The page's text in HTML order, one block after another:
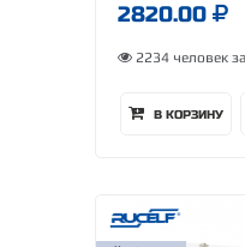
2820.00
2234 человек
В КОРЗИНУ